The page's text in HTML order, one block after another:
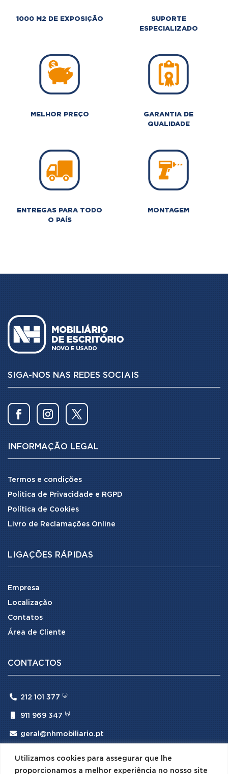
Utilizamos cookies para assegurar que lhe
proporcionamos a melhor experiência no nosso site
1000 M2 DE EXPOSIÇÃO
SUPORTE
ESPECIALIZADO
MELHOR PREÇO
GARANTIA DE
QUALIDADE
ENTREGAS PARA TODO
O PAÍS
MONTAGEM
SIGA-NOS NAS REDES SOCIAIS
INFORMAÇÃO LEGAL
Termos e condições
Politica de Privacidade e RGPD
Política de Cookies
Livro de Reclamações Online
LIGAÇÕES RÁPIDAS
Empresa
Localização
Contatos
Área de Cliente
CONTACTOS
 212 101 377 ⁽ᵃ⁾
911 969 347 ⁽ᵇ⁾
 geral@nhmobiliario.pt